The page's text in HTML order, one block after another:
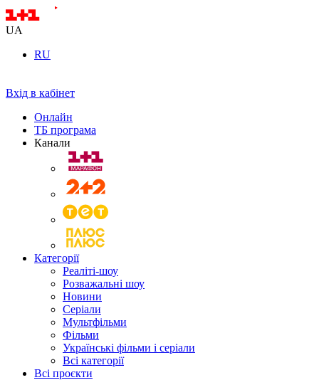
UA
RU
Вхід в кабінет
Онлайн
ТБ програма
Канали
Категорії
Реаліті-шоу
Розважальні шоу
Новини
Серіали
Мультфільми
Фільми
Українські фільми і серіали
Всі категорії
Всі проєкти